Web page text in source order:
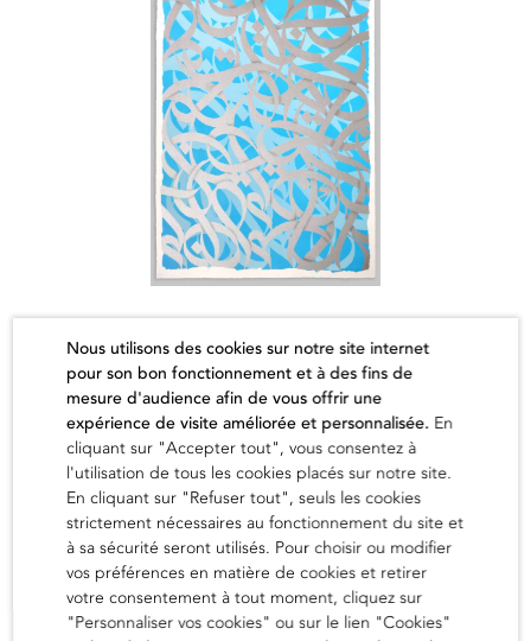
Remember III
El Seed
Épuisé
en savoir
Nous utilisons des cookies sur notre site internet
pour son bon fonctionnement et à des fins de
mesure d'audience afin de vous offrir une
expérience de visite améliorée et personnalisée. En
cliquant sur "Accepter tout", vous consentez à
l'utilisation de tous les cookies placés sur notre site.
En cliquant sur "Refuser tout", seuls les cookies
strictement nécessaires au fonctionnement du site et
à sa sécurité seront utilisés. Pour choisir ou modifier
vos préférences en matière de cookies et retirer
votre consentement à tout moment, cliquez sur
"Personnaliser vos cookies" ou sur le lien "Cookies"